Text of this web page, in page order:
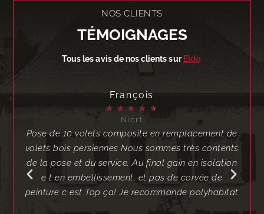
NOS CLIENTS
TÉMOIGNAGES
Tous les avis de nos clients surEldo
François
★ ★ ★ ★ ★
Niort
Pose de 10 volets composite en remplacement de
volets bois persiennes Nous sommes très contents
de la pose et du service. Au final gain en isolation
e t en embellissement, et pas de corvée de
peinture c est Top ça! Je recommande polyhabitat